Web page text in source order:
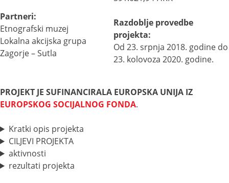
Partneri:
Etnografski muzej
Lokalna akcijska grupa
Zagorje – Sutla
Razdoblje provedbe
projekta:
Od 23. srpnja 2018. godine do
23. kolovoza 2020. godine.
PROJEKT JE SUFINANCIRALA EUROPSKA UNIJA IZ
EUROPSKOG SOCIJALNOG FONDA.
Kratki opis projekta
CILJEVI PROJEKTA
aktivnosti
rezultati projekta